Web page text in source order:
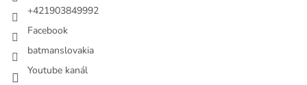
+421903849992
Facebook
batmanslovakia
Youtube kanál